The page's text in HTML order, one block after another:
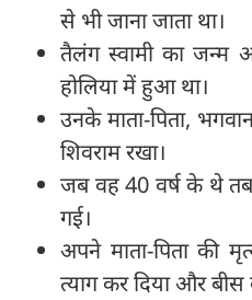
से भी जाना जाता था।
तैलंग स्वामी का जन्म
होलिया में हुआ था।
उनके माता-पिता,
शिवराम रखा।
जब वह 40 वर्ष के थे तब
गई।
अपने माता-पिता की
त्याग कर दिया और बीस